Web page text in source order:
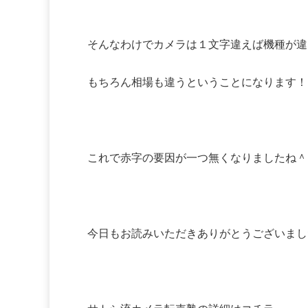
そんなわけでカメラは１文字違えば機種が
もちろん相場も違うということになります！
これで赤字の要因が一つ無くなりましたね＾
今日もお読みいただきありがとうございまし